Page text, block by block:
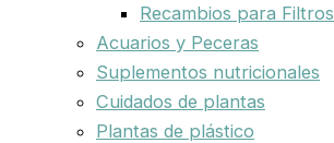
Recambios para Filtros
Acuarios y Peceras
Suplementos nutricionales
Cuidados de plantas
Plantas de plástico